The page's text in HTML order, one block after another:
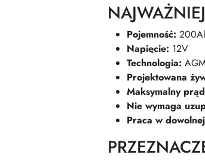
Pojemność:
Napięcie: 12V
Technologia:
Projektowana
Maksymalny
Nie wymaga
Praca w